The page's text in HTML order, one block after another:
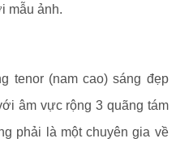
mẫu ảnh.
tenor (nam cao) sáng đẹp
âm vực rộng 3 quãng tám
phải là một chuyên gia về